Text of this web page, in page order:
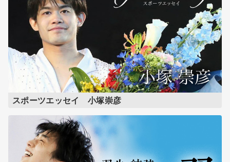
スポーツエッセイ 小塚崇彦